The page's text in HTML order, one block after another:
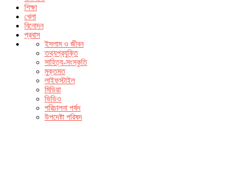
শিক্ষা
খেলা
বিনোদন
প্রবাস
ইসলাম ও জীবন
তথ্যপ্রযুক্তি
সাহিত্য-সংস্কৃতি
মুক্তমত
লাইফস্টাইল
মিডিয়া
ভিডিও
পরিচালনা পর্ষদ
উপদেষ্টা পরিষদ